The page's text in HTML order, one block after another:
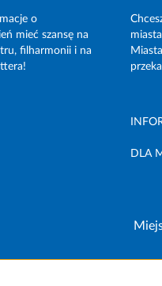
o
mieć szansę na
filharmonii i na
DLA